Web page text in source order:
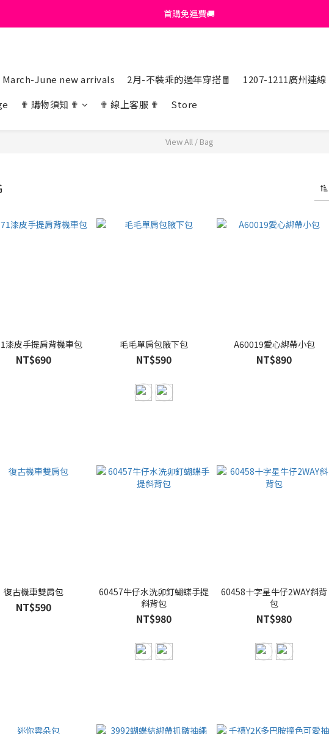
首購免運費🚚
首購免運費🚚
March-June new arrivals 2月-不裝乖的過年穿搭🧧 1207-1211廣州連線
✟ 購物須知 ✟ ✟ 線上客服 ✟ Store
View All/ Bag
漆皮手提肩背機車包
NT$690
毛毛單肩包腋下包
NT$590
A60019愛心綁帶小包
NT$890
復古機車雙肩包
NT$590
60457牛仔水洗卯釘蝴蝶手提
斜背包
NT$980
60458十字星牛仔2WAY斜背
包
NT$980